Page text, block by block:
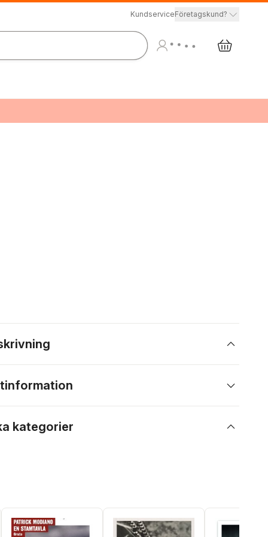
KundserviceFöretagskund?
kategorier